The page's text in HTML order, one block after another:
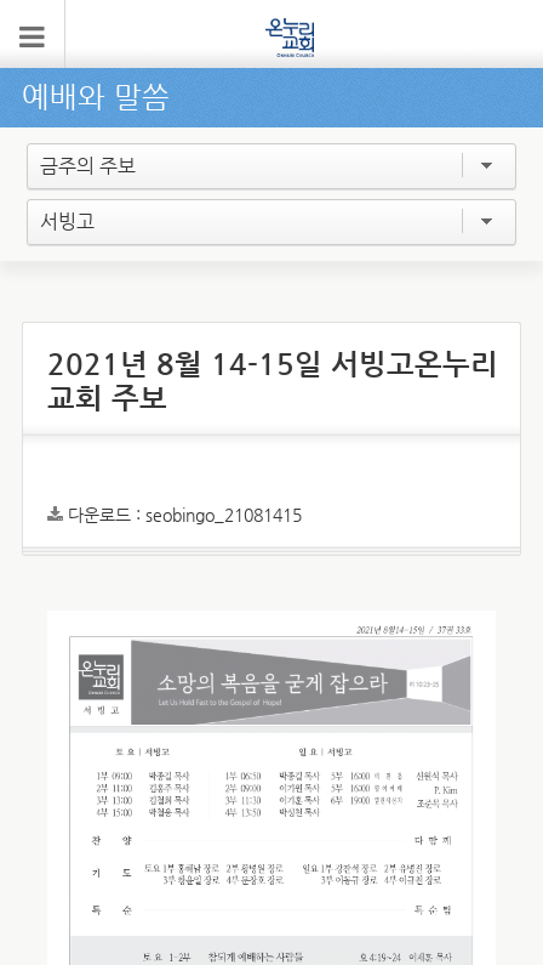
예배와 말씀
금주의 주보
서빙고
2021년 8월 14-15일 서빙고온누리
교회 주보
다운로드 : seobingo_21081415